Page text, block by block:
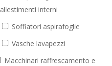
allestimenti interni
Soffiatori aspirafoglie
Vasche lavapezzi
Macchinari raffrescamento e